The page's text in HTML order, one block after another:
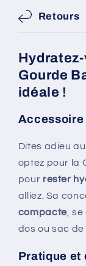
Retours
Gourde
idéale !
Accessoire
Dites adieu
optez pour la
pour rester
alliez. Sa
compacte ,
dos ou sac de
Pratique et